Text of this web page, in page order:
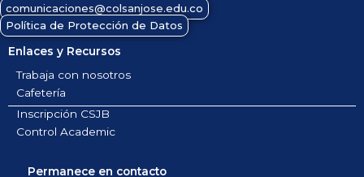
comunicaciones@colsanjose.edu.co
Política de Protección de Datos
Enlaces y Recursos
Trabaja con nosotros
Cafetería
Inscripción CSJB
Control Academic
Permanece en contacto